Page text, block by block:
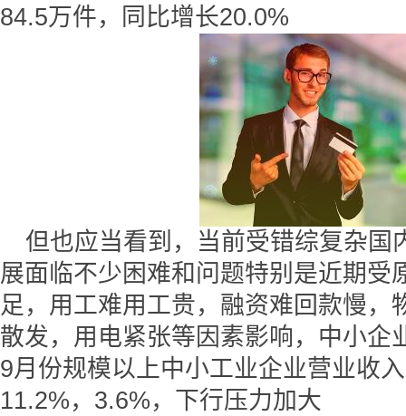
84.5万件，同比增长20.0%
但也应当看到，当前受错综复杂国
展面临不少困难和问题特别是近期受
足，用工难用工贵，融资难回款慢，
散发，用电紧张等因素影响，中小企
9月份规模以上中小工业企业营业收
11.2%，3.6%，下行压力加大